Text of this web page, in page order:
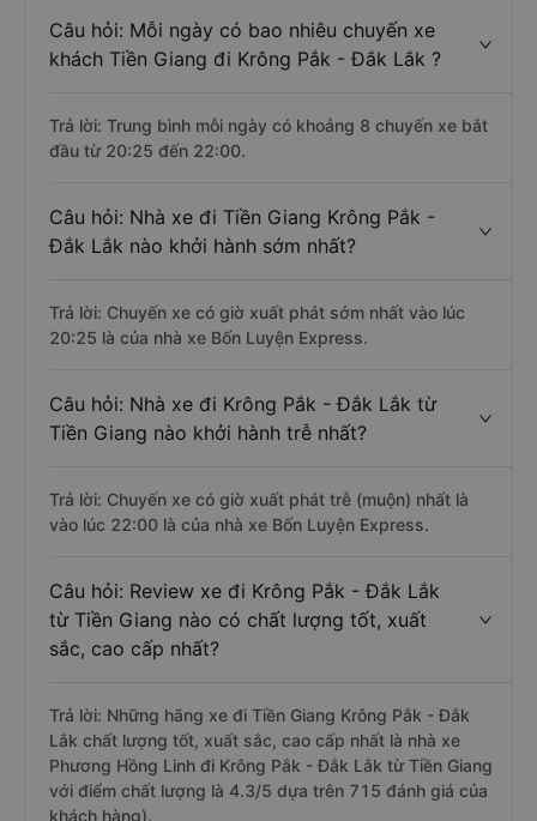
Câu hỏi: Mỗi ngày có bao nhiêu chuyến xe
khách Tiền Giang đi Krông Pắk - Đắk Lắk ?
Trả lời: Trung bình mỗi ngày có khoảng 8 chuyến xe bắt
đầu từ 20:25 đến 22:00.
Câu hỏi: Nhà xe đi Tiền Giang Krông Pắk -
Đắk Lắk nào khởi hành sớm nhất?
Trả lời: Chuyến xe có giờ xuất phát sớm nhất vào lúc
20:25 là của nhà xe Bốn Luyện Express.
Câu hỏi: Nhà xe đi Krông Pắk - Đắk Lắk từ
Tiền Giang nào khởi hành trễ nhất?
Trả lời: Chuyến xe có giờ xuất phát trễ (muộn) nhất là
vào lúc 22:00 là của nhà xe Bốn Luyện Express.
Câu hỏi: Review xe đi Krông Pắk - Đắk Lắk
từ Tiền Giang nào có chất lượng tốt, xuất
sắc, cao cấp nhất?
Trả lời: Những hãng xe đi Tiền Giang Krông Pắk - Đắk
Lắk chất lượng tốt, xuất sắc, cao cấp nhất là nhà xe
Phương Hồng Linh đi Krông Pắk - Đắk Lắk từ Tiền Giang
với điểm chất lượng là 4.3/5 dựa trên 715 đánh giá của
khách hàng).